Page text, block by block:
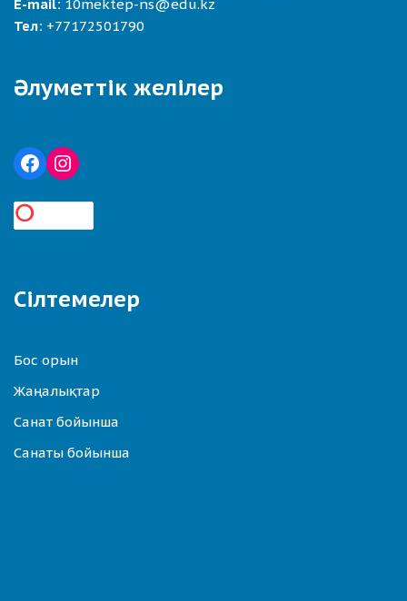
E-mail: 10mektep-ns@edu.kz
Тел: +77172501790
Әлуметтік желілер
Сілтемелер
Бос орын
Жаңалықтар
Санат бойынша
Санаты бойынша